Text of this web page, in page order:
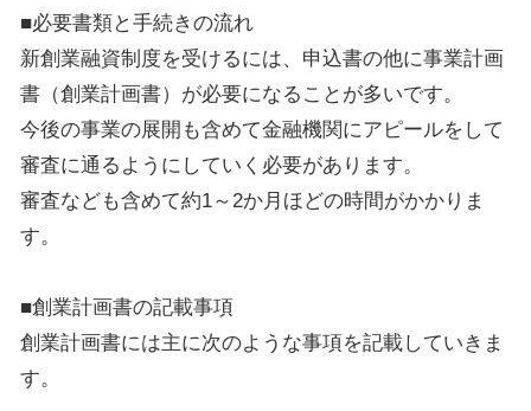
■必要書類と手続きの流れ
新創業融資制度を受けるには、申込書の他に事業計画
書（創業計画書）が必要になることが多いです。
今後の事業の展開も含めて金融機関にアピールをして
審査に通るようにしていく必要があります。
審査なども含めて約1～2か月ほどの時間がかかりま
す。
■創業計画書の記載事項
創業計画書には主に次のような事項を記載していきま
す。